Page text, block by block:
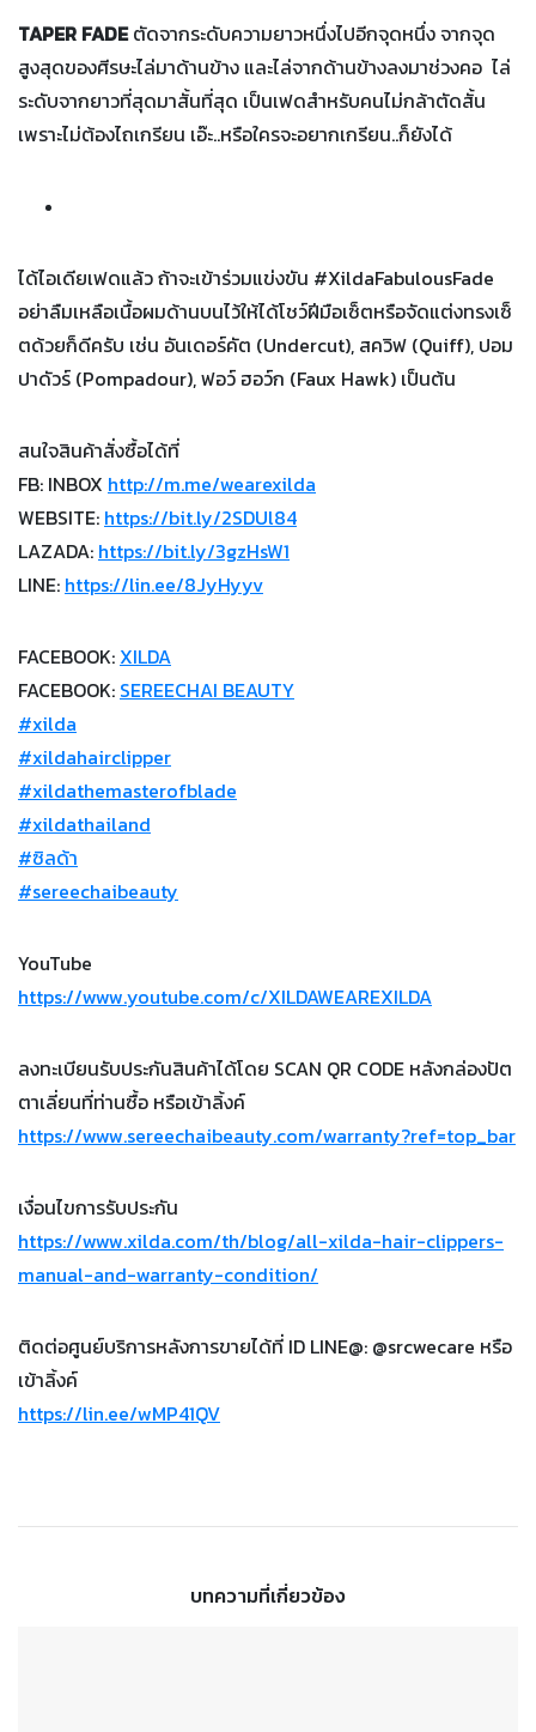
TAPER FADEตัดจากระดับความยาวหนึ่งไปอีกจุดหนึ่ง จากจุด
สูงสุดของศีรษะไล่มาด้านข้าง และไล่จากด้านข้างลงมาช่วงคอ ไล่
ระดับจากยาวที่สุดมาสั้นที่สุด เป็นเฟดสำหรับคนไม่กล้าตัดสั้น
เพราะไม่ต้องไถเกรียน เอ๊ะ..หรือใครจะอยากเกรียน..ก็ยังได้
ได้ไอเดียเฟดแล้ว ถ้าจะเข้าร่วมแข่งขัน #XildaFabulousFade
อย่าลืมเหลือเนื้อผมด้านบนไว้ให้ได้โชว์ฝีมือเซ็ตหรือจัดแต่งทรงเซ็
ตด้วยก็ดีครับ เช่น อันเดอร์คัต (Undercut), สควิฟ (Quiff), ปอม
ปาดัวร์ (Pompadour), ฟอว์ ฮอว์ก (Faux Hawk) เป็นต้น
สนใจสินค้าสั่งซื้อได้ที่
FB: INBOX http://m.me/wearexilda
WEBSITE: https://bit.ly/2SDUl84
LAZADA: https://bit.ly/3gzHsW1
LINE: https://lin.ee/8JyHyyv
FACEBOOK: XILDA
FACEBOOK: SEREECHAI BEAUTY
#xilda
#xildahairclipper
#xildathemasterofblade
#xildathailand
#ซิลด้า
#sereechaibeauty
YouTube
https://www.youtube.com/c/XILDAWEAREXILDA
ลงทะเบียนรับประกันสินค้าได้โดย SCAN QR CODE หลังกล่องปัต
ตาเลี่ยนที่ท่านซื้อ หรือเข้าลิ้งค์
https://www.sereechaibeauty.com/warranty?ref=top_bar
เงื่อนไขการรับประกัน
https://www.xilda.com/th/blog/all-xilda-hair-clippers-
manual-and-warranty-condition/
ติดต่อศูนย์บริการหลังการขายได้ที่ ID LINE@: @srcwecare หรือ
เข้าลิ้งค์
https://lin.ee/wMP41QV
บทความที่เกี่ยวข้อง